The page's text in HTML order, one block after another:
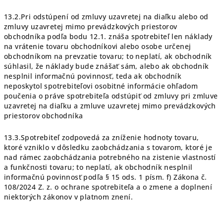
13.2.Pri odstúpení od zmluvy uzavretej na diaľku alebo od
zmluvy uzavretej mimo prevádzkových priestorov
obchodníka podľa bodu 12.1. znáša spotrebiteľ len náklady
na vrátenie tovaru obchodníkovi alebo osobe určenej
obchodníkom na prevzatie tovaru; to neplatí, ak obchodník
súhlasil, že náklady bude znášať sám, alebo ak obchodník
nesplnil informačnú povinnosť, teda ak obchodník
neposkytol spotrebiteľovi osobitné informácie ohľadom
poučenia o práve spotrebiteľa odstúpiť od zmluvy pri zmluve
uzavretej na diaľku a zmluve uzavretej mimo prevádzkových
priestorov obchodníka
13.3.Spotrebiteľ zodpovedá za zníženie hodnoty tovaru,
ktoré vzniklo v dôsledku zaobchádzania s tovarom, ktoré je
nad rámec zaobchádzania potrebného na zistenie vlastností
a funkčnosti tovaru; to neplatí, ak obchodník nesplnil
informačnú povinnosť podľa § 15 ods. 1 písm. f) Zákona č.
108/2024 Z. z. o ochrane spotrebiteľa a o zmene a doplnení
niektorých zákonov v platnom znení.